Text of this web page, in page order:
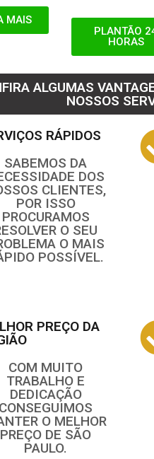
MAIS
PLANTÃO
HORAS
ALGUMAS
NOSSOS
RÁPIDOS
SABEMOS DA
DOS
CLIENTES,
POR ISSO
PROCURAMOS
O SEU
O MAIS
POSSÍVEL.
PREÇO DA
COM MUITO
TRABALHO E
DEDICAÇÃO
CONSEGUIMOS
O MELHOR
PREÇO DE SÃO
PAULO.